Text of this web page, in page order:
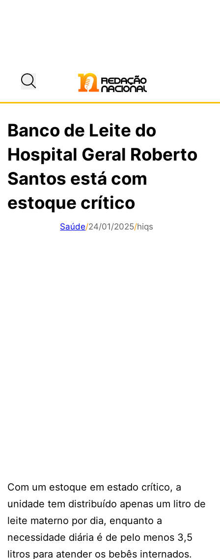
Banco de Leite do
Hospital Geral Roberto
Santos está com
estoque crítico
Saúde/24/01/2025/hiqs
Com um estoque em estado crítico, a
unidade tem distribuído apenas um litro de
leite materno por dia, enquanto a
necessidade diária é de pelo menos 3,5
litros para atender os bebês internados.